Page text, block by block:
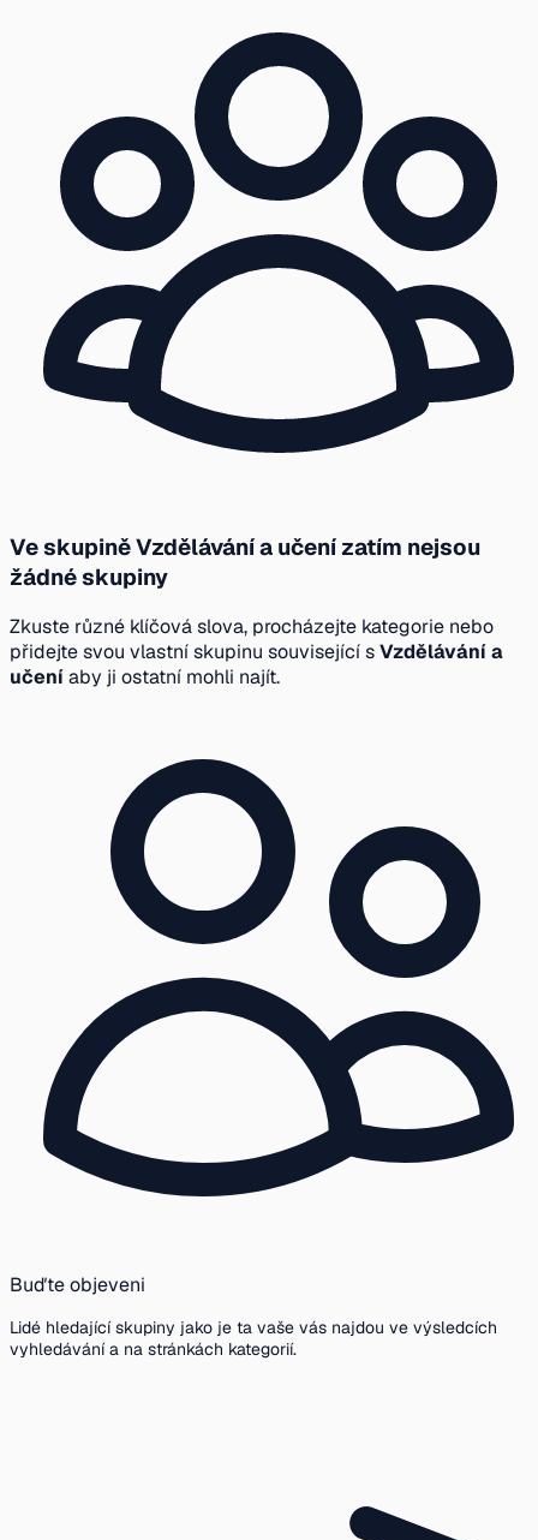
Ve skupině Vzdělávání a učení zatím nejsou
žádné skupiny
Zkuste různé klíčová slova, procházejte kategorie nebo
přidejte svou vlastní skupinu související sVzdělávání a
učeníaby ji ostatní mohli najít.
Buďte objeveni
Lidé hledající skupiny jako je ta vaše vás najdou ve výsledcích
vyhledávání a na stránkách kategorií.